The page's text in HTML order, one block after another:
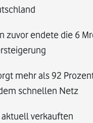
zuvor endete die 6
mehr als 92
schnellen Netz
verkauften